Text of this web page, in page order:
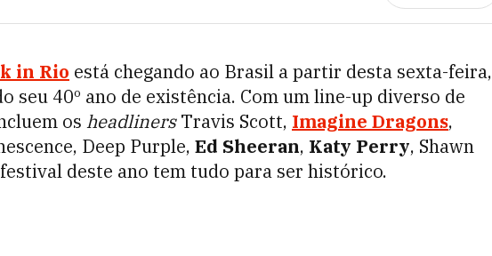
in Rio está chegando ao Brasil a partir desta sexta-feira,
seu 40º ano de existência. Com um line-up diverso de
os headlinersTravis Scott, Imagine Dragons,
Deep Purple, Ed Sheeran, Katy Perry, Shawn
deste ano tem tudo para ser histórico.